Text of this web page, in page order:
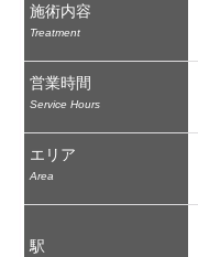
施術内容
Treatment
営業時間
Service Hours
エリア
Area
駅